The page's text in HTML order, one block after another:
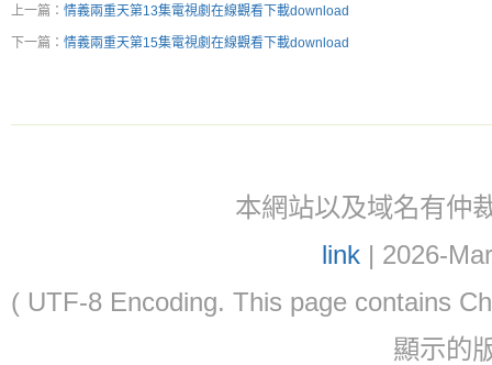
上一篇： 情義兩重天第13集電視劇在線觀看下載download
下一篇： 情義兩重天第15集電視劇在線觀看下載download
本網站以及域名有仲
link| 2026-
( UTF-8 Encoding. This page contains
顯示的